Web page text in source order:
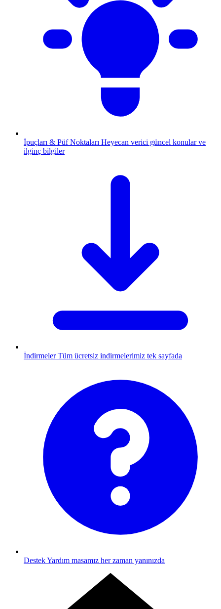
İpuçları & Püf Noktaları Heyecan verici güncel konular ve
ilginç bilgiler
İndirmeler Tüm ücretsiz indirmelerimiz tek sayfada
DestekYardım masamız her zaman yanınızda